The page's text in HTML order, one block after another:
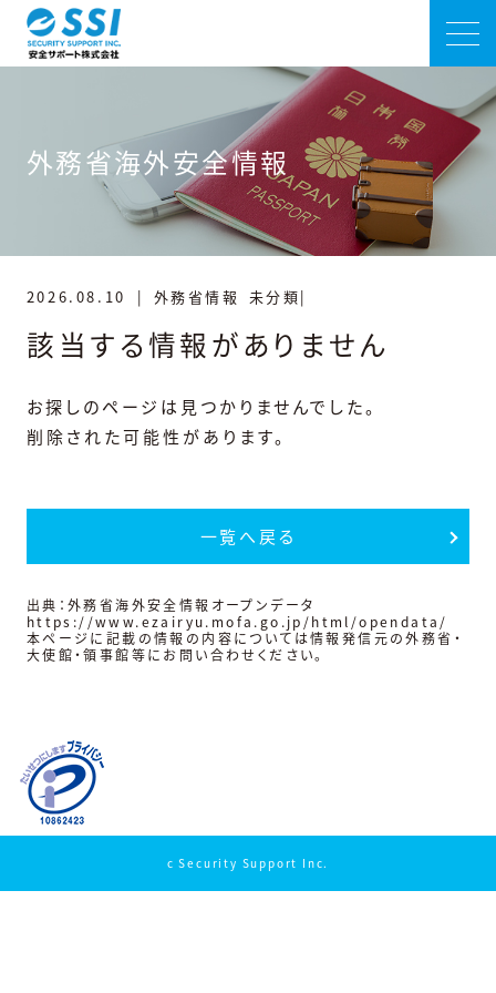
外務省海外安全情報
2026.08.10 | 外務省情報 未分類|
該当する情報がありません
お探しのページは見つかりませんでした。
削除された可能性があります。
一覧へ戻る
出典：外務省海外安全情報オープンデータ
https://www.ezairyu.mofa.go.jp/html/opendata/
本ページに記載の情報の内容については情報発信元の外務省・
大使館・領事館等にお問い合わせください。
c Security Support Inc.